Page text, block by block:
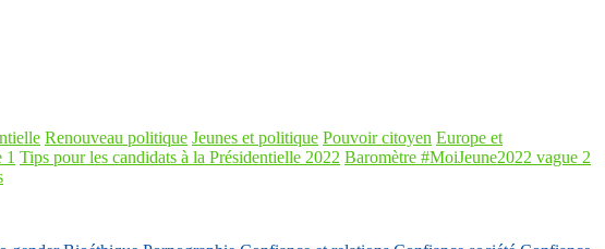
Renouveau politique Jeunes et politique Pouvoir citoyen Europe et
1 Tips pour les candidats à la Présidentielle 2022 Baromètre #MoiJeune2022 vague 2